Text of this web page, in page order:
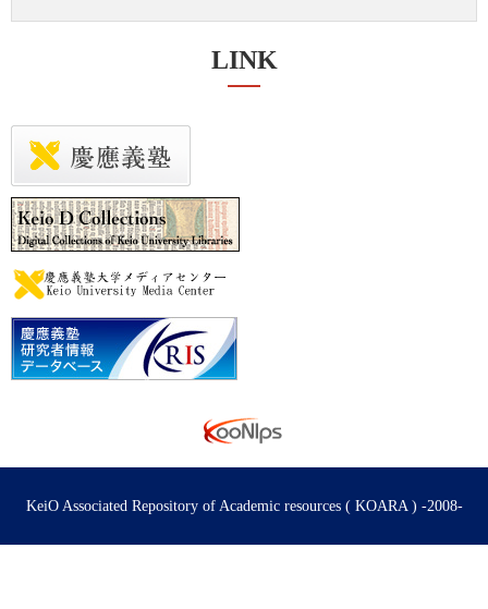
LINK
KeiO Associated Repository of Academic resources ( KOARA ) -2008-